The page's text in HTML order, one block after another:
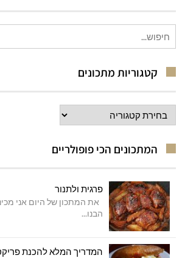
עבור:
קטגוריות מתכונים
קטגוריות
מתכונים
המתכונים הכי פופולריים
פרגית ולתנור
את המתכון של היום אני
הבנו...
המדריך המלא להכנת